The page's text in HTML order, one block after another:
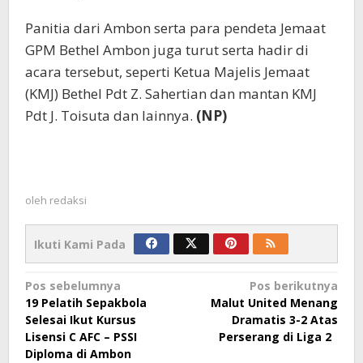
Panitia dari Ambon serta para pendeta Jemaat
GPM Bethel Ambon juga turut serta hadir di
acara tersebut, seperti Ketua Majelis Jemaat
(KMJ) Bethel Pdt Z. Sahertian dan mantan KMJ
Pdt J. Toisuta dan lainnya. (NP)
oleh redaksi
Ikuti Kami Pada
Navigasi
pos
Pos sebelumnya
19 Pelatih Sepakbola
Selesai Ikut Kursus
Lisensi C AFC – PSSI
Diploma di Ambon
Pos berikutnya
Malut United Menang
Dramatis 3-2 Atas
Perserang di Liga 2